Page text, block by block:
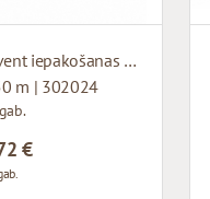
Papīra solvent iepakošanas līmlentes
m | 302024
€